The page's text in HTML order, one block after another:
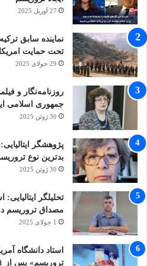
دولت‌ها، حق دارد خسارات
به زیرساخت‌های غیرنظامی
حقوقی باید با مستندسازی
به عنوان تنش نظامی، بلکه
عامدانه علیه معیشت مردم
بین‌المللی و مراجع حقوق
سکوت در برابر این
حمله به نیروگاه‌ها و
مستقل جهان.
در پایان لازم به ذکر است
ایران، جنگ نبود؛ «راهزنی
این کار، نه تنها قاعده
27 آوریل 2025
نماینده سابق
تحت حمایت
29 جولای 2025
روزنامه‌نگار و
جمهوری اسلامی
30 ژوئن 2025
پژوهشگر
بدترین نوع
30 ژوئن 2025
تحلیلگر
مصداق تروریسم
1 جولای 2025
استاد دانشگاه